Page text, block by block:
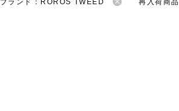
ブランド：ROROS TWEED 再入荷商品